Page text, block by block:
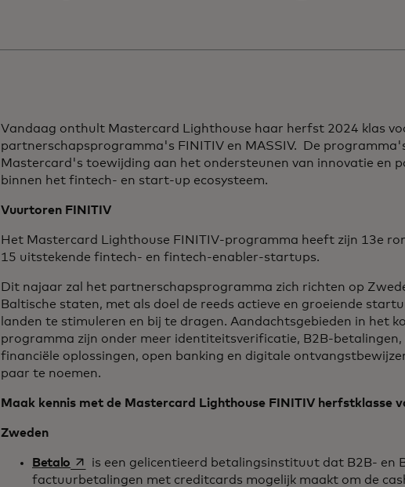
Vandaag onthult Mastercard Lighthouse haar herfst 2024 klas
partnerschapsprogramma's FINITIV en MASSIV. De
Mastercard's toewijding aan het ondersteunen van innovatie en
binnen het fintech- en start-up ecosysteem.
Vuurtoren FINITIV
Het Mastercard Lighthouse FINITIV-programma heeft zijn 13e
15 uitstekende fintech- en fintech-enabler-startups.
Dit najaar zal het partnerschapsprogramma zich richten op
Baltische staten, met als doel de reeds actieve en groeiende
landen te stimuleren en bij te dragen. Aandachtsgebieden in het
programma zijn onder meer identiteitsverificatie, B2B-betalingen,
financiële oplossingen, open banking en digitale
paar te noemen.
Maak kennis met de Mastercard Lighthouse FINITIV herfstklasse
Zweden
Betalo opens in a new tab
is een gelicentieerd betalingsinstituut dat B2B- en
factuurbetalingen met creditcards mogelijk maakt om de